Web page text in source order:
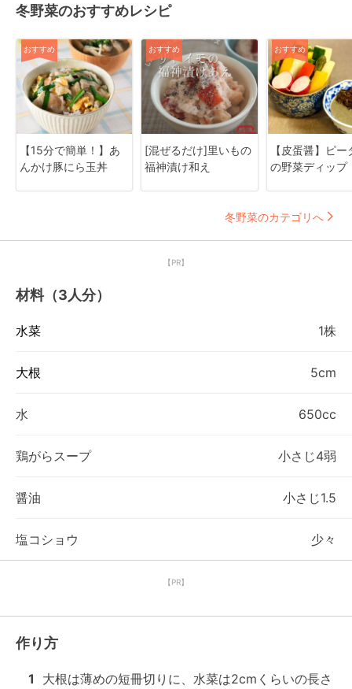
冬野菜のおすすめレシピ
おすすめ
【15分で簡単！】あ
んかけ豚にら玉丼
おすすめ
[混ぜるだけ]里いもの
福神漬け和え
おすすめ
【皮蛋醤】ピー
の野菜ディップ
冬野菜のカテゴリへ
【PR】
材料（3人分）
水菜 1株
大根 5cm
水 650cc
鶏がらスープ 小さじ4弱
醤油 小さじ1.5
塩コショウ 少々
【PR】
作り方
1
大根は薄めの短冊切りに、水菜は2cmくらいの長さ